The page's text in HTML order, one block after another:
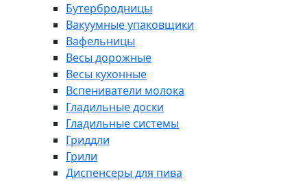
Бутербродницы
Вакуумные упаковщики
Вафельницы
Весы дорожные
Весы кухонные
Вспениватели молока
Гладильные доски
Гладильные системы
Гриддли
Грили
Диспенсеры для пива